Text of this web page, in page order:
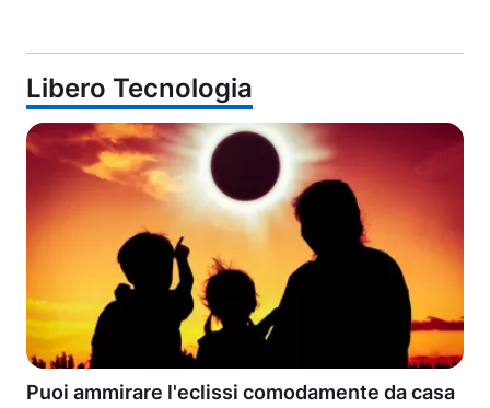
Libero Tecnologia
Puoi ammirare l'eclissi comodamente da casa